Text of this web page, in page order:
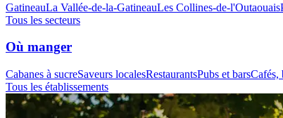
GatineauLa Vallée-de-la-GatineauLes Collines-de-l'Outaouais
Tous les secteurs
Où manger
Cabanes à sucreSaveurs localesRestaurantsPubs et barsCafés,
Tous les établissements